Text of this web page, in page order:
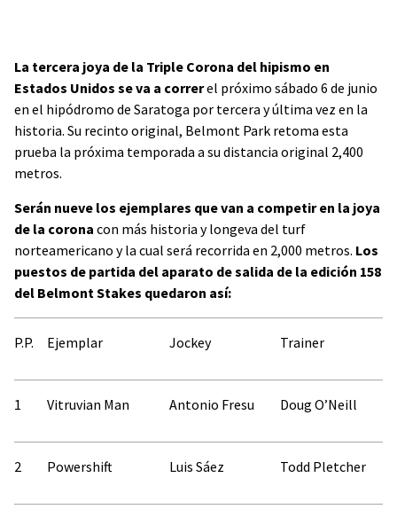
La tercera joya de la Triple Corona del hipismo en
Estados Unidos se va a correrel próximo sábado 6 de junio
en el hipódromo de Saratoga por tercera y última vez en la
historia. Su recinto original, Belmont Park retoma esta
prueba la próxima temporada a su distancia original 2,400
metros.
Serán nueve los ejemplares que van a competir en la joya
de la corona con más historia y longeva del turf
norteamericano y la cual será recorrida en 2,000 metros. Los
puestos de partida del aparato de salida de la edición 158
del Belmont Stakes quedaron así:
P.P. Ejemplar Jockey Trainer
1 Vitruvian Man Antonio Fresu Doug O’Neill
2 Powershift Luis Sáez Todd Pletcher